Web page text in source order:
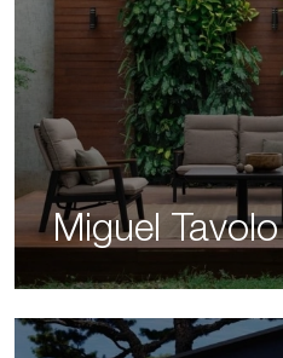
Miguel Tavolo